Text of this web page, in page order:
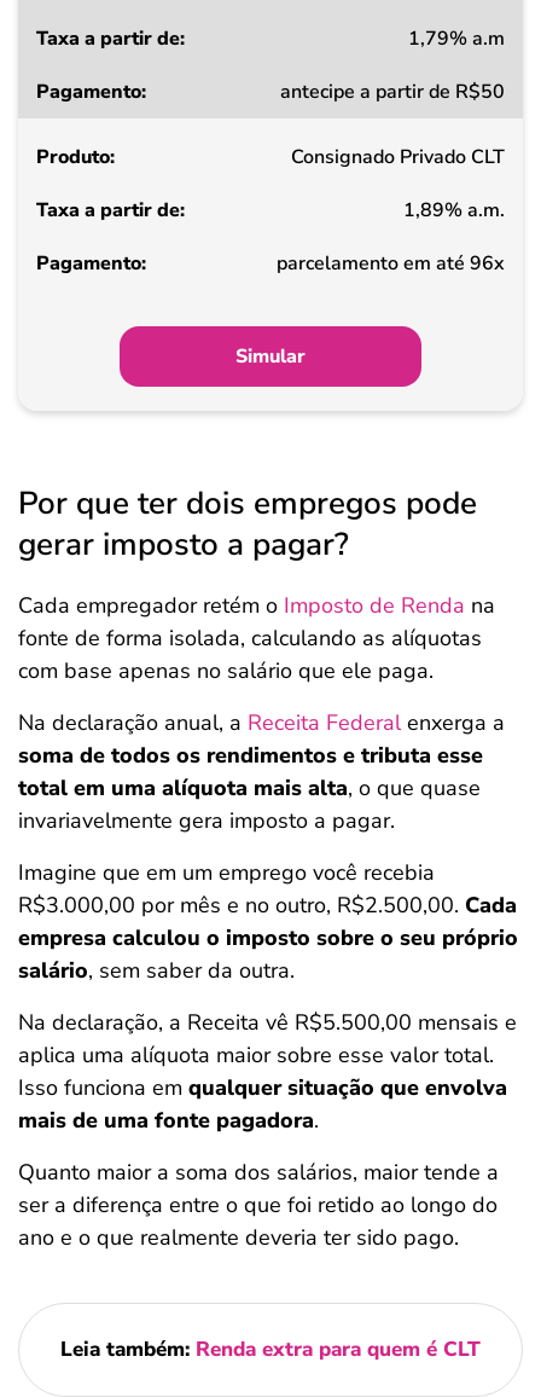
a
de
Pagamento
1,79% a.m
antecipe a partir de R$50
Consignado Privado CLT
1,89% a.m.
parcelamento em até 96x
Simular
Por que ter dois empregos pode
gerar imposto a pagar?
Cada empregador retém o Imposto de Renda na
fonte de forma isolada, calculando as alíquotas
com base apenas no salário que ele paga.
Na declaração anual, a Receita Federalenxerga a
soma de todos os rendimentos e tributa esse
total em uma alíquota mais alta, o que quase
invariavelmente gera imposto a pagar.
Imagine que em um emprego você recebia
R$3.000,00 por mês e no outro, R$2.500,00. Cada
empresa calculou o imposto sobre o seu próprio
salário, sem saber da outra.
Na declaração, a Receita vê R$5.500,00 mensais e
aplica uma alíquota maior sobre esse valor total.
Isso funciona em qualquer situação que envolva
mais de uma fonte pagadora.
Quanto maior a soma dos salários, maior tende a
ser a diferença entre o que foi retido ao longo do
ano e o que realmente deveria ter sido pago.
Leia também: Renda extra para quem é CLT